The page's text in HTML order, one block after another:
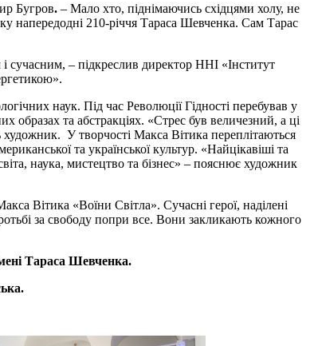
Бугров. – Мало хто, піднімаючись східцями холу, не
напередодні 210-річчя Тараса Шевченка. Сам Тарас
сучасним, – підкреслив директор ННІ «Інститут
наук. Під час Революції Гідності перебував у
образах та абстракціях. «Стрес був величезний, а ці
У творчості Макса Вітика переплітаються
та української культур. «Найцікавіші та
наука, мистецтво та бізнес» – пояснює художник
Вітика «Воїни Світла». Сучасні герої, наділені
за свободу попри все. Вони закликають кожного
Тараса Шевченка.